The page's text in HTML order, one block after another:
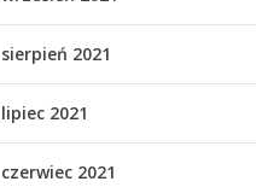
sierpień 2021
lipiec 2021
czerwiec 2021